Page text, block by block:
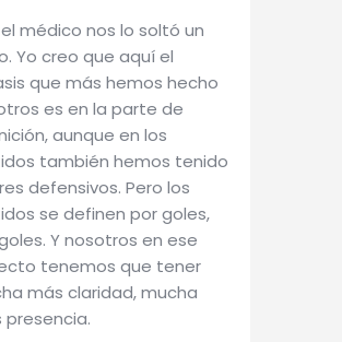
médico nos lo soltó un
Yo creo que aquí el
que más hemos hecho
es en la parte de
aunque en los
también hemos tenido
defensivos. Pero los
se definen por goles,
Y nosotros en ese
tenemos que tener
más claridad, mucha
presencia.